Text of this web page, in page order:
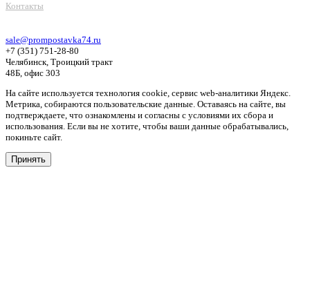
Контакты
sale@prompostavka74.ru
+7 (351) 751-28-80
Челябинск, Троицкий тракт
48Б, офис 303
На сайте используется технология cookie, сервис web-аналитики Яндекс.
Метрика, собираются пользовательские данные. Оставаясь на сайте, вы
подтверждаете, что ознакомлены и согласны с условиями их сбора и
использования. Если вы не хотите, чтобы ваши данные обрабатывались,
покиньте сайт.
Принять